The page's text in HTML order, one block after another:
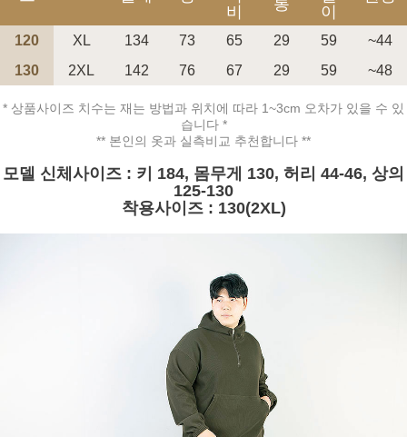
비
통
이
120 XL 134 73 65 29 59
~44
130
2XL 142 76 67 29 59 ~48
* 상품사이즈 치수는 재는 방법과 위치에 따라 1~3cm 오차가 있을 수 있
습니다 *
** 본인의 옷과 실측비교 추천합니다 **
모델 신체사이즈 : 키 184, 몸무게 130, 허리 44-46, 상의
125-130
착용사이즈 : 130(2XL)